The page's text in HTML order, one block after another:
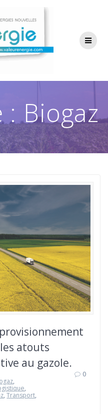
contenu
:Biogaz
atouts
au gazole.
,
,
,Transport,
0